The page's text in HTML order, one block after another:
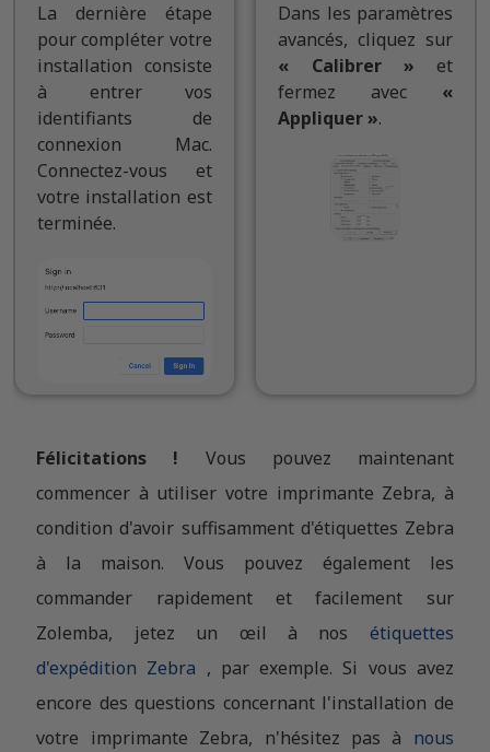
La dernière étape
pour compléter votre
installation consiste
à entrer vos
identifiants de
connexion Mac.
Connectez-vous et
votre installation est
terminée.
Dans les paramètres
avancés, cliquez sur
« Calibrer » et
fermez avec «
Appliquer ».
Félicitations ! Vous pouvez maintenant
commencer à utiliser votre imprimante Zebra, à
condition d'avoir suffisamment d'étiquettes Zebra
à la maison. Vous pouvez également les
commander rapidement et facilement sur
Zolemba, jetez un œil à nos étiquettes
d'expédition Zebra , par exemple. Si vous avez
encore des questions concernant l'installation de
votre imprimante Zebra, n'hésitez pas à nous